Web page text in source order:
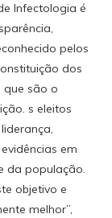
Infectologia é
pelos
dos
que são o
s eleitos
em
da população.
objetivo e
melhor”,